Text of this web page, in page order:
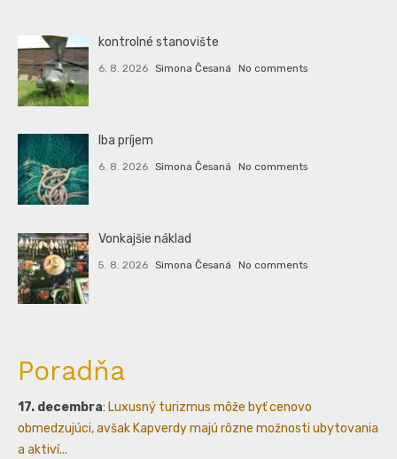
kontrolné stanovište
6. 8. 2026 Simona Česaná No comments
Iba príjem
6. 8. 2026 Simona Česaná No comments
Vonkajšie náklad
5. 8. 2026 Simona Česaná No comments
Poradňa
17. decembra: Luxusný turizmus môže byť cenovo
obmedzujúci, avšak Kapverdy majú rôzne možnosti ubytovania
a aktiví...